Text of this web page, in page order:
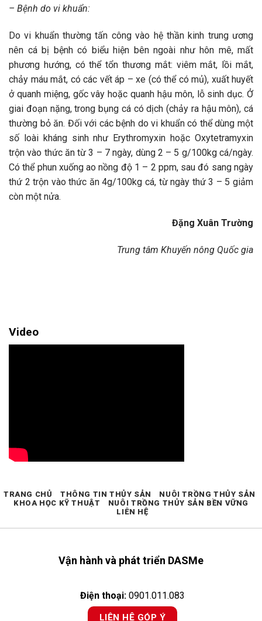
– Bệnh do vi khuẩn:
Do vi khuẩn thường tấn công vào hệ thần kinh trung ương
nên cá bị bệnh có biểu hiện bên ngoài như hôn mê, mất
phương hướng, có thể tổn thương mắt: viêm mắt, lồi mắt,
chảy máu mắt, có các vết áp – xe (có thể có mủ), xuất huyết
ở quanh miệng, gốc vây hoặc quanh hậu môn, lỗ sinh dục. Ở
giai đoạn nặng, trong bụng cá có dịch (chảy ra hậu môn), cá
thường bỏ ăn. Đối với các bệnh do vi khuẩn có thể dùng một
số loài kháng sinh như Erythromyxin hoặc Oxytetramyxin
trộn vào thức ăn từ 3 – 7 ngày, dùng 2 – 5 g/100kg cá/ngày.
Có thể phun xuống ao nồng độ 1 – 2 ppm, sau đó sang ngày
thứ 2 trộn vào thức ăn 4g/100kg cá, từ ngày thứ 3 – 5 giảm
còn một nửa.
Đặng Xuân Trường
Trung tâm Khuyến nông Quốc gia
Video
Vận hành và phát triển DASMe
Điện thoại: 0901.011.083
LIÊN HỆ GÓP Ý
TRANG CHỦ THÔNG TIN THỦY SẢN
NUÔI TRỒNG THỦY SẢN
KHOA HỌC KỸ THUẬT
NUÔI TRỒNG THỦY SẢN BỀN VỮNG
LIÊN HỆ